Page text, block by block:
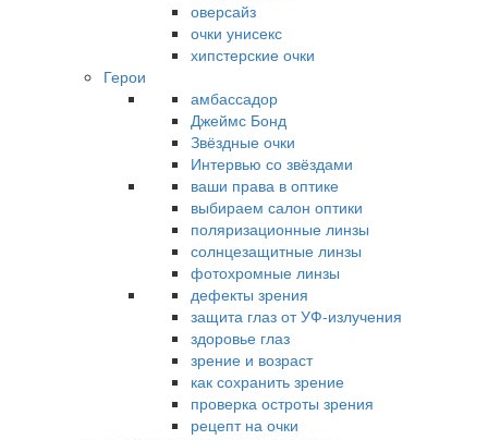
оверсайз
очки унисекс
хипстерские очки
Герои
амбассадор
Джеймс Бонд
Звёздные очки
Интервью со звёздами
ваши права в оптике
выбираем салон оптики
поляризационные линзы
солнцезащитные линзы
фотохромные линзы
дефекты зрения
защита глаз от УФ-излучения
здоровье глаз
зрение и возраст
как сохранить зрение
проверка остроты зрения
рецепт на очки